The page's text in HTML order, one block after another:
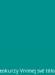
Vnímej své tělo